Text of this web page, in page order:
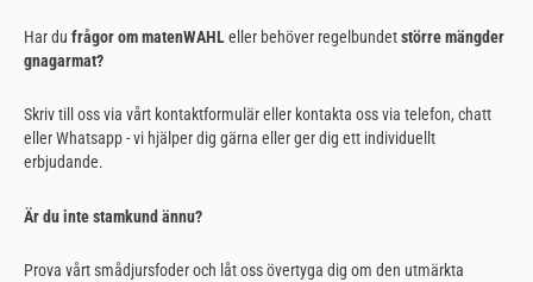
Har du frågor om matenWAHLeller behöver regelbundetstörre mängder
gnagarmat?
Skriv till oss via vårt kontaktformulär eller kontakta oss via telefon, chatt
eller Whatsapp - vi hjälper dig gärna eller ger dig ett individuellt
erbjudande.
Är du inte stamkund ännu?
Prova vårt smådjursfoder och låt oss övertyga dig om den utmärkta